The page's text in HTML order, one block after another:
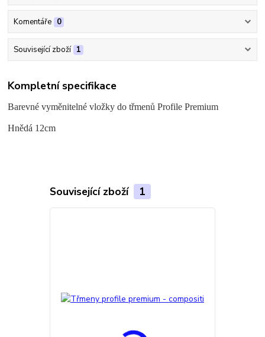
Komentáře 0
Související zboží 1
Kompletní specifikace
Barevné vyměnitelné vložky do třmenů Profile Premium
Hnědá 12cm
Související zboží 1